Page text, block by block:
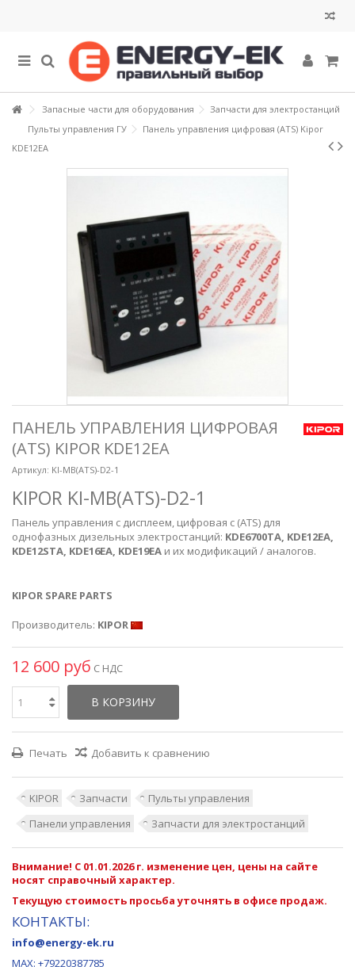
Запасные части для оборудования
Запчасти для электростанций
Пульты управления ГУ
Панель управления цифровая (ATS) Kipor
KDE12EA
ПАНЕЛЬ УПРАВЛЕНИЯ ЦИФРОВАЯ
(ATS) KIPOR KDE12EA
Артикул: KI-MB(ATS)-D2-1
KIPOR KI-MB(ATS)-D2-1
Панель управления с дисплеем, цифровая с (ATS) для
однофазных дизельных электростанций: KDE6700TA, KDE12EA,
KDE12STA, KDE16EA, KDE19EA и их модификаций / аналогов.
KIPOR SPARE PARTS
Производитель: KIPOR
12 600 руб С НДС
В КОРЗИНУ
Печать Добавить к сравнению
KIPOR Запчасти
Пульты управления
Панели управления
Запчасти для электростанций
Внимание! С 01.01.2026 г. изменение цен, цены на сайте
носят справочный характер.
Текущую стоимость просьба уточнять в офисе продаж.
КОНТАКТЫ:
info@energy-ek.ru
MAX: +79220387785